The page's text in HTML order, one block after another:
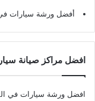
أفضل ورشة سيارات
افضل مراكز صيانة
افضل ورشة سيارات في